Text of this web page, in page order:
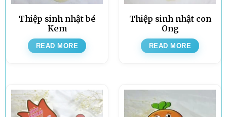
Thiệp sinh nhật bé
Kem
READ MORE
Thiệp sinh nhật con
Ong
READ MORE